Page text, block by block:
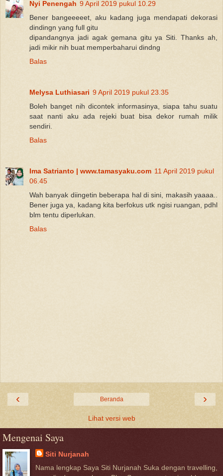
Nyi Penengah 9 April 2019 pukul 10.29
Bener bangeeeeet, aku kadang juga mendapati dekorasi
dindingn yang full gitu
dipandangnya jadi agak gemana gitu ya Siti. Thanks ah,
jadi mikir nih buat memperbaharui dindng
Balas
Melysa Luthiasari 9 April 2019 pukul 23.35
Boleh banget nih dicontek informasinya, siapa tahu suatu
saat nanti aku ada rejeki buat bisa dekor rumah milik
sendiri.
Balas
Ima Satrianto | www.tamasyaku.com 11 April 2019 pukul
06.45
Wah banyak diingetin beberapa hal di sini, makasih yaaaa..
Bener juga ya, kadang kita berfokus utk ngisi ruangan, pdhl
blm tentu diperlukan.
Balas
‹ ›
Beranda
Lihat versi web
Mengenai Saya
Siti Nurjanah
Nama lengkap Saya Siti Nurjanah Suka dengan travelling,